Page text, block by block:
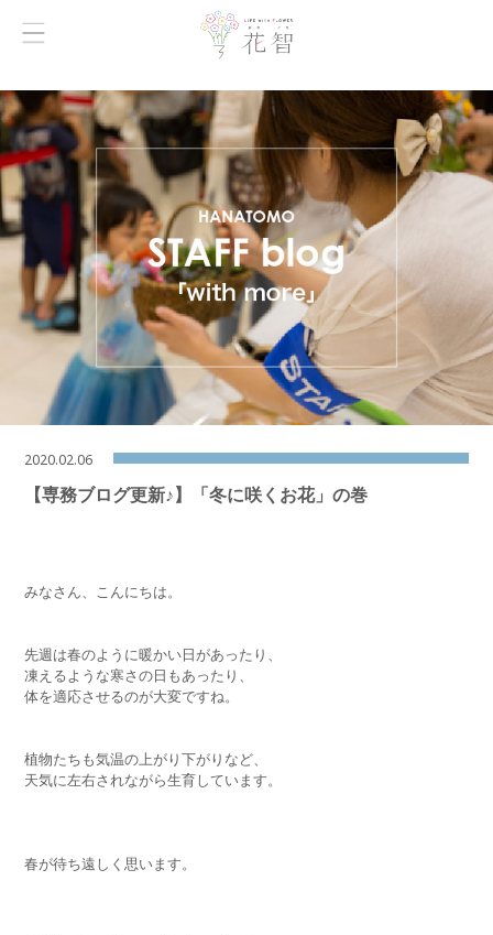
2020.02.06
【専務ブログ更新♪】「冬に咲くお花」の巻
みなさん、こんにちは。
先週は春のように暖かい日があったり、
凍えるような寒さの日もあったり、
体を適応させるのが大変ですね。
植物たちも気温の上がり下がりなど、
天気に左右されながら生育しています。
春が待ち遠しく思います。